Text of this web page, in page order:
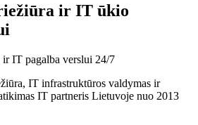
ir IT ūkio
IT pagalba verslui 24/7
IT infrastruktūros valdymas ir
IT partneris Lietuvoje nuo 2013